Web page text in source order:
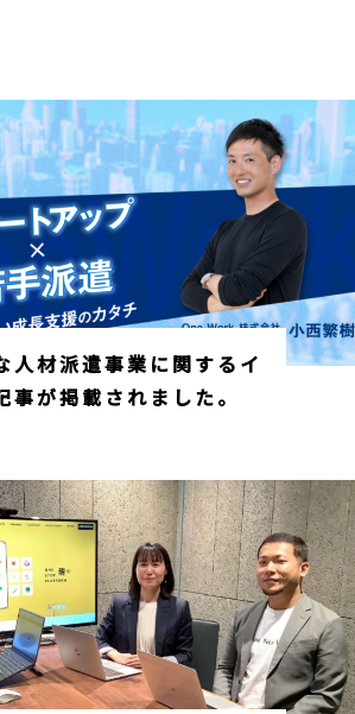
人材派遣事業に関するイ
事が掲載されました。